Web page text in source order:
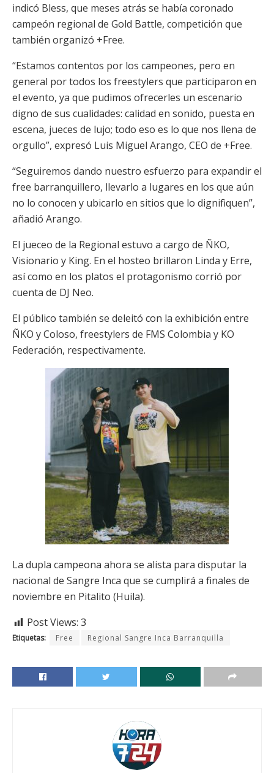
indicó Bless, que meses atrás se había coronado
campeón regional de Gold Battle, competición que
también organizó +Free.
“Estamos contentos por los campeones, pero en
general por todos los freestylers que participaron en
el evento, ya que pudimos ofrecerles un escenario
digno de sus cualidades: calidad en sonido, puesta en
escena, jueces de lujo; todo eso es lo que nos llena de
orgullo”, expresó Luis Miguel Arango, CEO de +Free.
“Seguiremos dando nuestro esfuerzo para expandir el
free barranquillero, llevarlo a lugares en los que aún
no lo conocen y ubicarlo en sitios que lo dignifiquen”,
añadió Arango.
El jueceo de la Regional estuvo a cargo de ÑKO,
Visionario y King. En el hosteo brillaron Linda y Erre,
así como en los platos el protagonismo corrió por
cuenta de DJ Neo.
El público también se deleitó con la exhibición entre
ÑKO y Coloso, freestylers de FMS Colombia y KO
Federación, respectivamente.
La dupla campeona ahora se alista para disputar la
nacional de Sangre Inca que se cumplirá a finales de
noviembre en Pitalito (Huila).
Post Views: 3
Etiquetas: Free Regional Sangre Inca Barranquilla